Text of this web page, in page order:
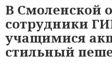
В Смоленской
сотрудники
учащимися
стильный